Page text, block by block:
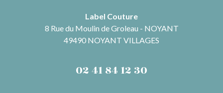
Label Couture
8 Rue du Moulin de Groleau - NOYANT
49490 NOYANT VILLAGES
02 41 84 12 30